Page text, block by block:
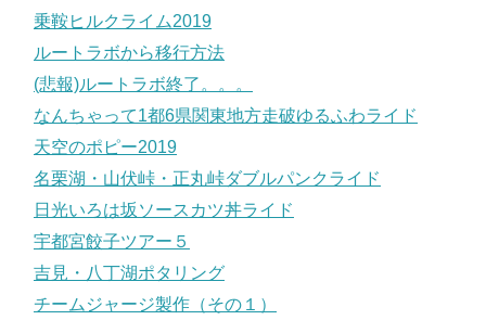
乗鞍ヒルクライム2019
ルートラボから移行方法
(悲報)ルートラボ終了。。。
なんちゃって1都6県関東地方走破ゆるふわライド
天空のポピー2019
名栗湖・山伏峠・正丸峠ダブルパンクライド
日光いろは坂ソースカツ丼ライド
宇都宮餃子ツアー５
吉見・八丁湖ポタリング
チームジャージ製作（その１）